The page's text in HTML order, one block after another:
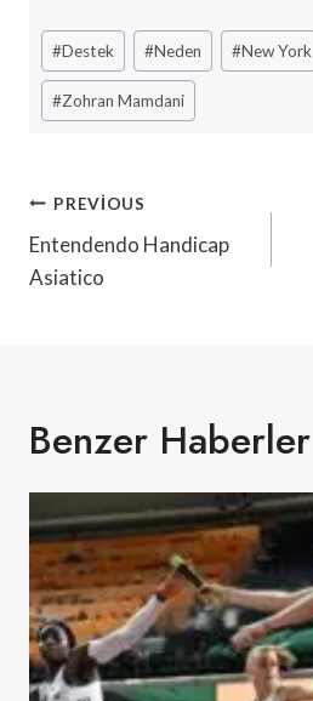
Post
Tags:
#Destek #Neden #New York
#Zohran Mamdani
Yazı
Gezinmesi
PREVIOUS
Entendendo Handicap
Asiatico
Benzer Haberler